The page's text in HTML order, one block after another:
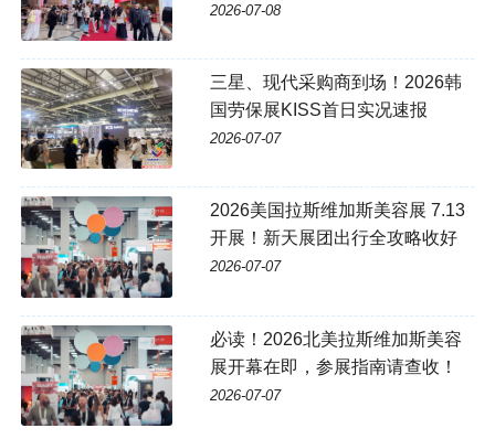
2026-07-08
三星、现代采购商到场！2026韩
国劳保展KISS首日实况速报
2026-07-07
2026美国拉斯维加斯美容展 7.13
开展！新天展团出行全攻略收好
2026-07-07
必读！2026北美拉斯维加斯美容
展开幕在即，参展指南请查收！
2026-07-07